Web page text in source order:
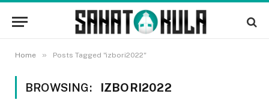
Home » Posts Tagged "izbori2022"
BROWSING: IZBORI2022